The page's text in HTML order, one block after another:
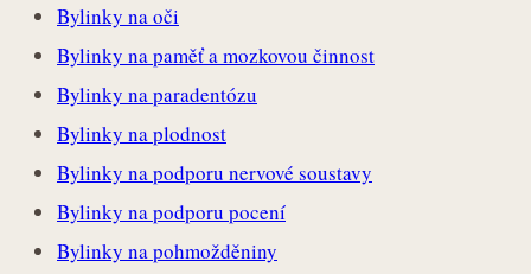
Bylinky na oči
Bylinky na paměť a mozkovou činnost
Bylinky na paradentózu
Bylinky na plodnost
Bylinky na podporu nervové soustavy
Bylinky na podporu pocení
Bylinky na pohmožděniny